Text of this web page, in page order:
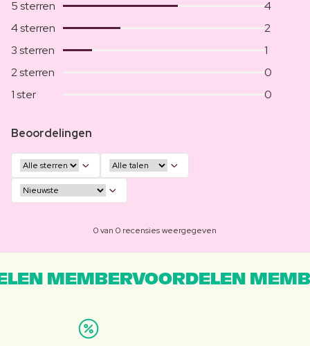
5 sterren
4
4 sterren
2
3 sterren
1
2 sterren
0
1 ster
0
Beoordelingen
0 van 0 recensies weergegeven
MEMBERVOORDELEN